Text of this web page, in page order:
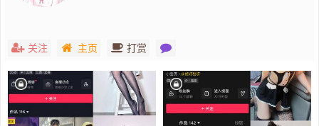
关注 主页 打赏